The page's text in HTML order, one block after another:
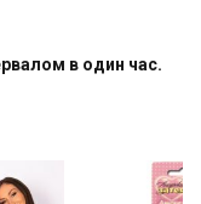
в один час.